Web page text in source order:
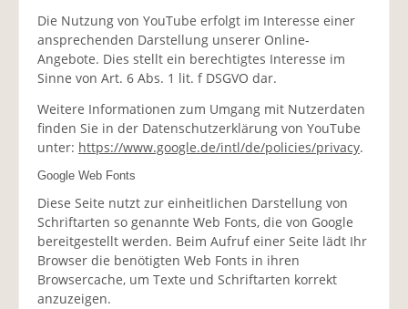
Die Nutzung von YouTube erfolgt im Interesse einer
ansprechenden Darstellung unserer Online-
Angebote. Dies stellt ein berechtigtes Interesse im
Sinne von Art. 6 Abs. 1 lit. f DSGVO dar.
Weitere Informationen zum Umgang mit Nutzerdaten
finden Sie in der Datenschutzerklärung von YouTube
unter: https://www.google.de/intl/de/policies/privacy.
Google Web Fonts
Diese Seite nutzt zur einheitlichen Darstellung von
Schriftarten so genannte Web Fonts, die von Google
bereitgestellt werden. Beim Aufruf einer Seite lädt Ihr
Browser die benötigten Web Fonts in ihren
Browsercache, um Texte und Schriftarten korrekt
anzuzeigen.